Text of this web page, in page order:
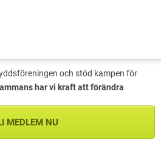
och stöd kampen för
har vi kraft att förändra
MEDLEM NU